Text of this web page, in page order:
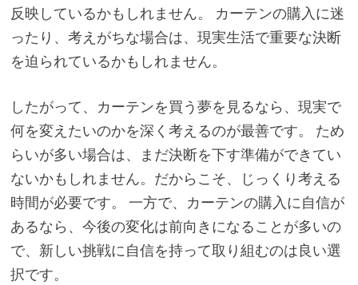
反映しているかもしれません。 カーテンの購入に迷
ったり、考えがちな場合は、現実生活で重要な決断
を迫られているかもしれません。
したがって、カーテンを買う夢を見るなら、現実で
何を変えたいのかを深く考えるのが最善です。 ため
らいが多い場合は、まだ決断を下す準備ができてい
ないかもしれません。だからこそ、じっくり考える
時間が必要です。 一方で、カーテンの購入に自信が
あるなら、今後の変化は前向きになることが多いの
で、新しい挑戦に自信を持って取り組むのは良い選
択です。